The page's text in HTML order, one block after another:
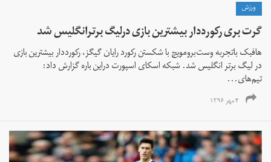
ورزش
گرت بری رکورددار بیشترین بازی درلیگ برترانگلیس شد
هافبک باتجربه وست‌برومویچ با شکستن رکورد رایان گیگز، رکورددار بیشترین بازی
در لیگ برتر انگلیس شد. شبکه اسکای اسپورت دراین باره گزارش داد:
تیم‌های...
۴ مهر ۱۳۹۶